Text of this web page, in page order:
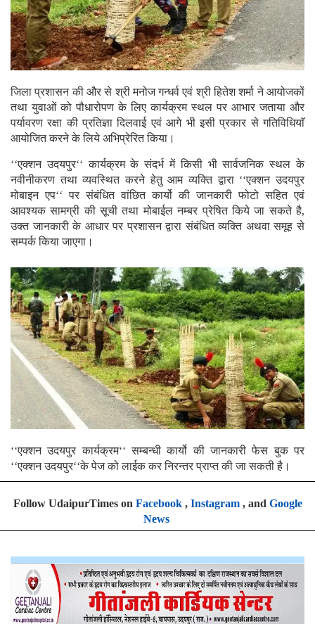
जिला प्रशासन की और से श्री मनोज गन्धर्व एवं श्री हितेश शर्मा ने आयोजकों
तथा युवाओं को पौधारोपण के लिए कार्यक्रम स्थल पर आभार जताया और
पर्यावरण रक्षा की प्रतिज्ञा दिलवाई एवं आगे भी इसी प्रकार से गतिविधियाॅ
आयोजित करने के लिये अभिप्रेरित किया।
‘‘एक्शन उदयपुर‘‘ कार्यक्रम के संदर्भ में किसी भी सार्वजनिक स्थल के
नवीनीकरण तथा व्यवस्थित करने हेतु आम व्यक्ति द्वारा ‘‘एक्शन उदयपुर
मोबाइन एप‘‘ पर संबंधित वांछित कार्यो की जानकारी फोटो सहित एवं
आवश्यक सामग्री की सूची तथा मोबाईल नम्बर प्रेषित किये जा सकते है,
उक्त जानकारी के आधार पर प्रशासन द्वारा संबंधित व्यक्ति अथवा समूह से
सम्पर्क किया जाएगा।
‘‘एक्शन उदयपुर कार्यक्रम‘‘ सम्बन्धी कार्यो की जानकारी फेस बुक पर
‘‘एक्शन उदयपुर‘‘के पेज को लाईक कर निरन्तर प्राप्त की जा सकती है।
Follow UdaipurTimes on Facebook, Instagram, and Google
News